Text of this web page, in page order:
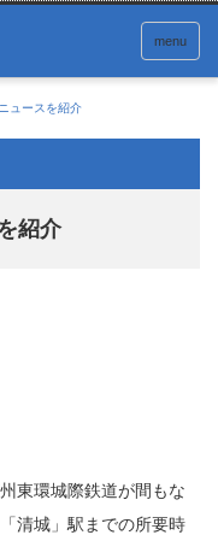
menu
ュースを紹介
紹介
東環城際鉄道が間もな
清城」駅までの所要時